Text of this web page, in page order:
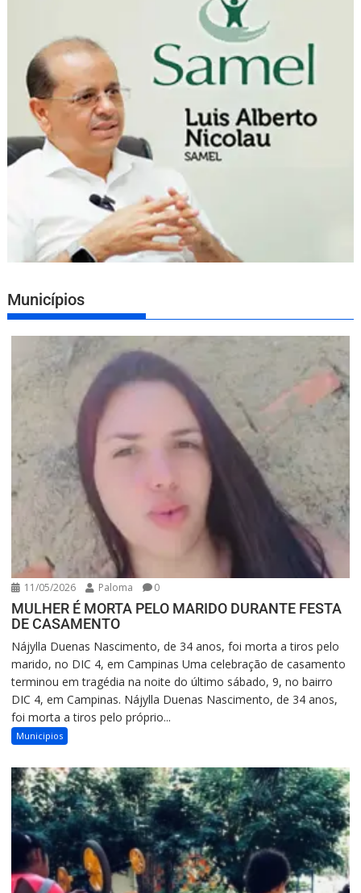
Municípios
11/05/2026 Paloma 0
MULHER É MORTA PELO MARIDO DURANTE FESTA
DE CASAMENTO
Nájylla Duenas Nascimento, de 34 anos, foi morta a tiros pelo
marido, no DIC 4, em Campinas Uma celebração de casamento
terminou em tragédia na noite do último sábado, 9, no bairro
DIC 4, em Campinas. Nájylla Duenas Nascimento, de 34 anos,
foi morta a tiros pelo próprio...
Municipios